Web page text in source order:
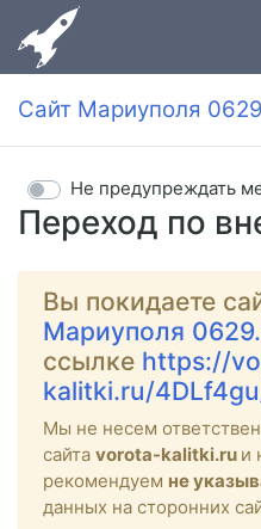
Сайт Мариуполя
Переход по
Не предупреждать
Вы покидаете
Мариуполя
ссылке https://
kalitki.ru/
Мы не несем
сайта vorota-kalitki.ru и
рекомендуем не
данных на сторонних